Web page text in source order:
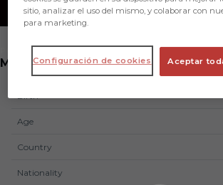
MIDFIELDER
Birth
Age
Country
Nationality
sitio, analizar el uso del mismo, y colaborar con
para marketing.
Aceptar
Configuración de cookies